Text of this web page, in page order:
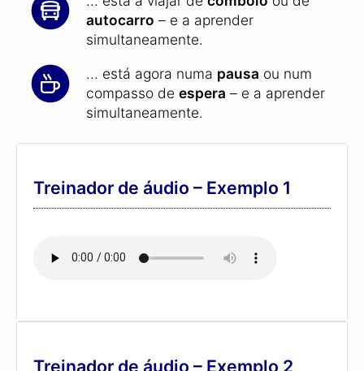
autocarro – e a aprender
simultaneamente.
... está agora numa pausa ou num
compasso de espera – e a aprender
simultaneamente.
Treinador de áudio – Exemplo 1
Treinador de áudio – Exemplo 2